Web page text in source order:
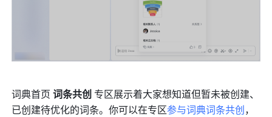
词典首页 词条共创 专区展示着大家想知道但暂未被创建、
已创建待优化的词条。你可以在专区参与词典词条共创，